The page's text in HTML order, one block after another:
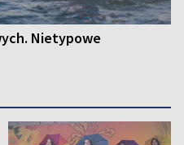
Nietypowe